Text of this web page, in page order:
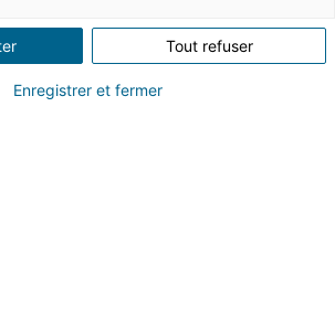
Tout refuser
Enregistrer et fermer